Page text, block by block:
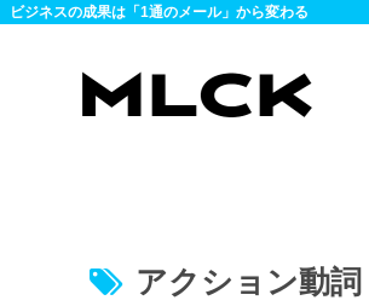
ビジネスの成果は「1通のメール」から変わる
アクション動詞